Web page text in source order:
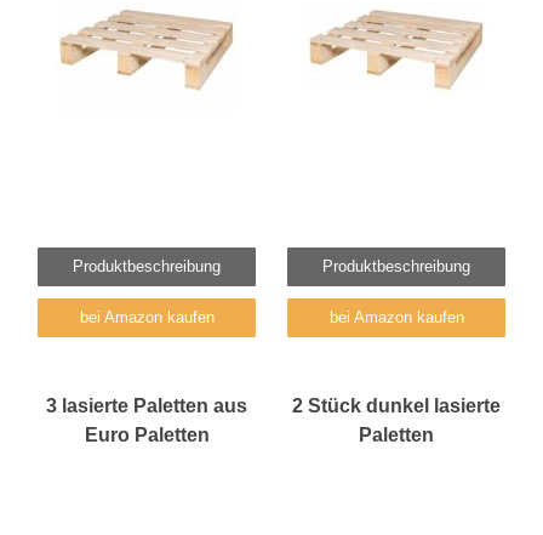
Produktbeschreibung
bei Amazon kaufen
Produktbeschreibung
bei Amazon kaufen
3 lasierte Paletten aus
Euro Paletten
2 Stück dunkel lasierte
Paletten